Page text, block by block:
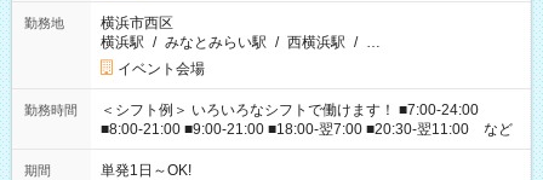
勤務地
横浜市西区
横浜駅 / みなとみらい駅 / 西横浜駅 / …
イベント会場
勤務時間
＜シフト例＞ いろいろなシフトで働けます！ ■7:00-24:00
■8:00-21:00 ■9:00-21:00 ■18:00-翌7:00 ■20:30-翌11:00 など
期間 単発1日～OK!